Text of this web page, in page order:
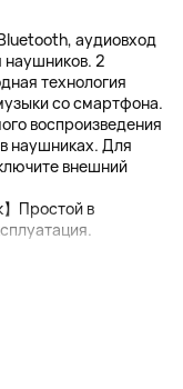
аудиовход
наушников. 2
технология
со смартфона.
воспроизведения
наушниках. Для
внешний
】Простой в